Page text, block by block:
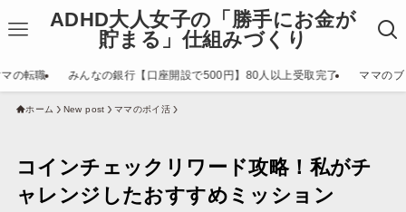
ADHD大人女子の「勝手にお金が
貯まる」仕組みづくり
の転職 みんなの銀行【口座開設で500円】80人以上受取完了 ママの
ホーム New post ママのポイ活
コインチェックリワード攻略！私がチ
ャレンジしたおすすめミッション